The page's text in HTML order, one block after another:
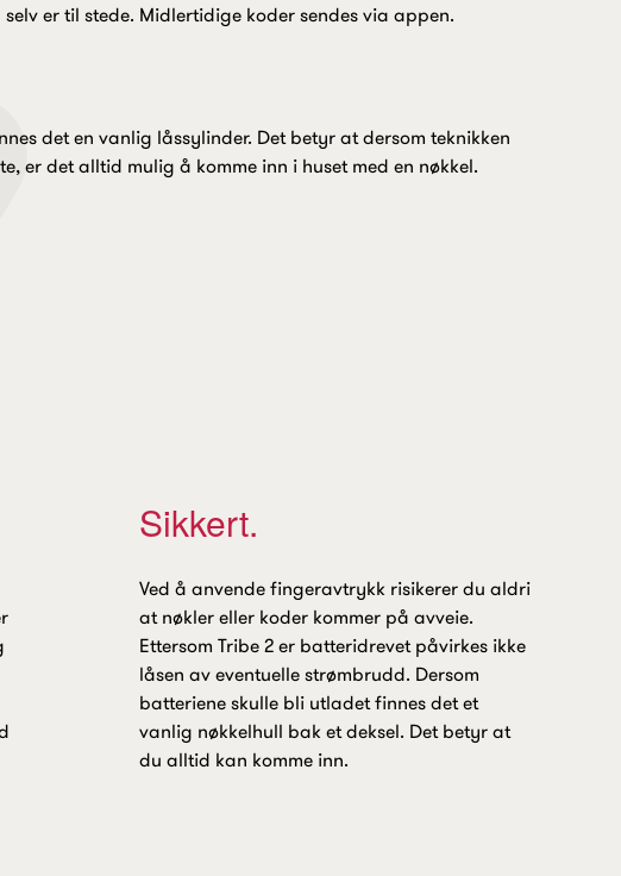
er til stede. Midlertidige koder sendes via appen.
det en vanlig låssylinder. Det betyr at dersom teknikken
er det alltid mulig å komme inn i huset med en nøkkel.
Sikkert.
Ved å anvende fingeravtrykk risikerer du aldri
at nøkler eller koder kommer på avveie.
Ettersom Tribe 2 er batteridrevet påvirkes ikke
låsen av eventuelle strømbrudd. Dersom
batteriene skulle bli utladet finnes det et
vanlig nøkkelhull bak et deksel. Det betyr at
du alltid kan komme inn.